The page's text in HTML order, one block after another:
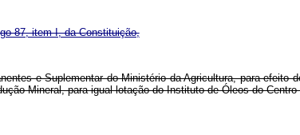
87, item I, da Constituição,
e Suplementar do Ministério da Agricultura, para efeito
Mineral, para igual lotação do Instituto de Óleos do